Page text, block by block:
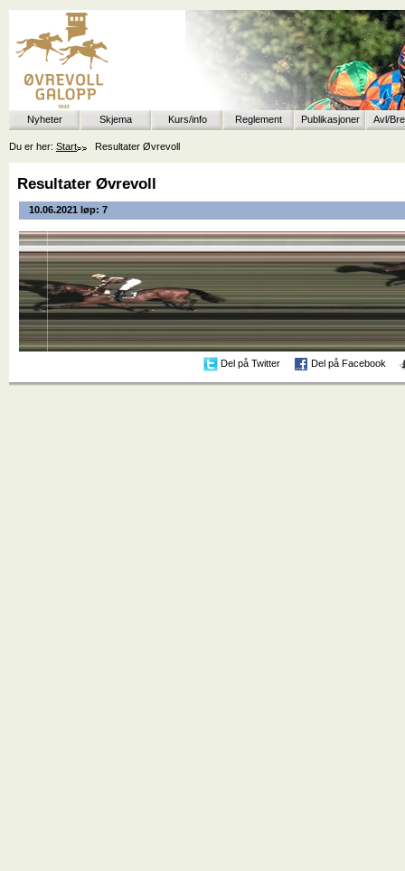
Nyheter Skjema Kurs/info Reglement Publikasjoner Avl/
Du er her: Start Resultater Øvrevoll
Resultater Øvrevoll
10.06.2021 løp: 7
Del på Twitter Del på Facebook